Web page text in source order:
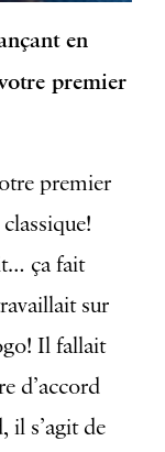
en
premier
premier
ça fait
sur
Il fallait
d’accord
il s’agit de